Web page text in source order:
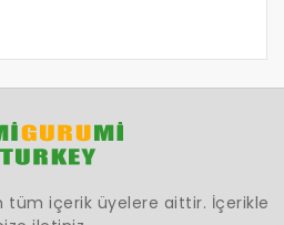
tüm içerik üyelere aittir. İçerikle